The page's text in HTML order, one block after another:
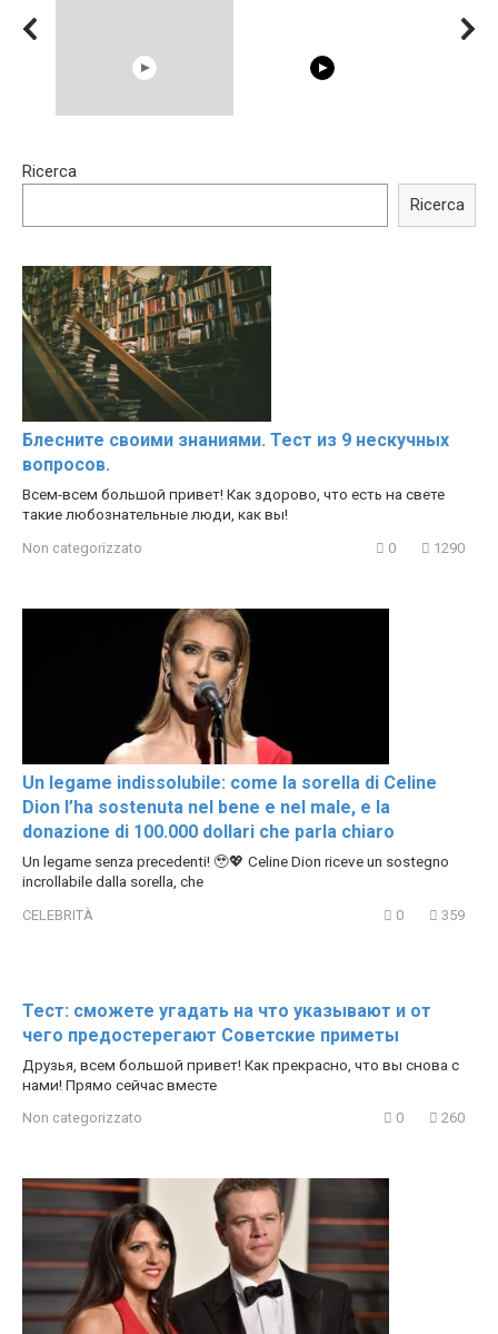
Trying BOLLYWOOD
Shocking illusion - Pretty
Ricerca
Ricerca
Блесните своими знаниями. Тест из 9 нескучных
вопросов.
Всем-всем большой привет! Как здорово, что есть на свете
такие любознательные люди, как вы!
Non categorizzato 0 1290
Un legame indissolubile: come la sorella di Celine
Dion l’ha sostenuta nel bene e nel male, e la
donazione di 100.000 dollari che parla chiaro
Un legame senza precedenti! 🥹💖 Celine Dion riceve un sostegno
incrollabile dalla sorella, che
CELEBRITÀ 0 359
Тест: сможете угадать на что указывают и от
чего предостерегают Советские приметы
Друзья, всем большой привет! Как прекрасно, что вы снова с
нами! Прямо сейчас вместе
Non categorizzato 0 260